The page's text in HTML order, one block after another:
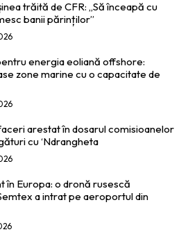
trăită de CFR: „Să înceapă cu
banii părinților”
energia eoliană offshore:
zone marine cu o capacitate de
arestat în dosarul comisioanelor
cu ‘Ndrangheta
Europa: o dronă rusescă
a intrat pe aeroportul din